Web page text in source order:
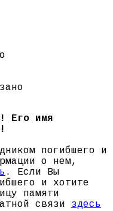
Его имя
погибшего и
о нем,
. Если Вы
и хотите
памяти
связи здесь